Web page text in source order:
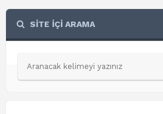
SİTE İÇİ ARAMA